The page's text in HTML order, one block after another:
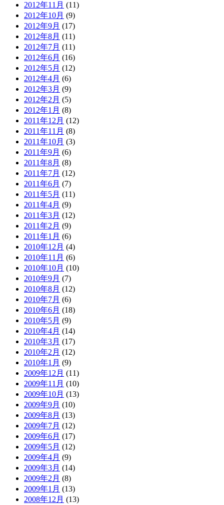
2012年11月 (11)
2012年10月 (9)
2012年9月 (17)
2012年8月 (11)
2012年7月 (11)
2012年6月 (16)
2012年5月 (12)
2012年4月 (6)
2012年3月 (9)
2012年2月 (5)
2012年1月 (8)
2011年12月 (12)
2011年11月 (8)
2011年10月 (3)
2011年9月 (6)
2011年8月 (8)
2011年7月 (12)
2011年6月 (7)
2011年5月 (11)
2011年4月 (9)
2011年3月 (12)
2011年2月 (9)
2011年1月 (6)
2010年12月 (4)
2010年11月 (6)
2010年10月 (10)
2010年9月 (7)
2010年8月 (12)
2010年7月 (6)
2010年6月 (18)
2010年5月 (9)
2010年4月 (14)
2010年3月 (17)
2010年2月 (12)
2010年1月 (9)
2009年12月 (11)
2009年11月 (10)
2009年10月 (13)
2009年9月 (10)
2009年8月 (13)
2009年7月 (12)
2009年6月 (17)
2009年5月 (12)
2009年4月 (9)
2009年3月 (14)
2009年2月 (8)
2009年1月 (13)
2008年12月 (13)